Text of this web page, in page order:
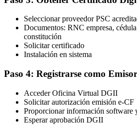
Seleccionar proveedor PSC
Documentos: RNC empresa, cédula
constitución
Solicitar certificado
Instalación en sistema
Paso 4: Registrarse como
Acceder Oficina Virtual DGII
Solicitar autorización emisión e-CF
Proporcionar información software
Esperar aprobación DGII